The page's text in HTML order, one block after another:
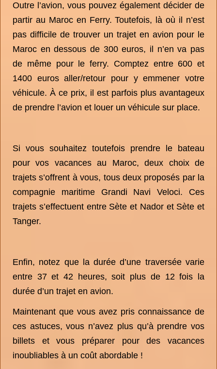
Outre l’avion, vous pouvez également décider de
partir au Maroc en Ferry. Toutefois, là où il n’est
pas difficile de trouver un trajet en avion pour le
Maroc en dessous de 300 euros, il n’en va pas
de même pour le ferry. Comptez entre 600 et
1400 euros aller/retour pour y emmener votre
véhicule. À ce prix, il est parfois plus avantageux
de prendre l’avion et louer un véhicule sur place.
Si vous souhaitez toutefois prendre le bateau
pour vos vacances au Maroc, deux choix de
trajets s’offrent à vous, tous deux proposés par la
compagnie maritime Grandi Navi Veloci. Ces
trajets s’effectuent entre Sète et Nador et Sète et
Tanger.
Enfin, notez que la durée d’une traversée varie
entre 37 et 42 heures, soit plus de 12 fois la
durée d’un trajet en avion.
Maintenant que vous avez pris connaissance de
ces astuces, vous n’avez plus qu’à prendre vos
billets et vous préparer pour des vacances
inoubliables à un coût abordable !